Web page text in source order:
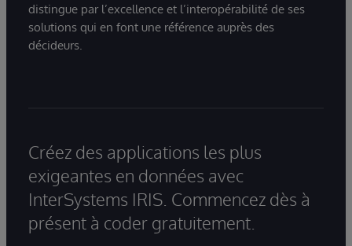
distingue par l’excellence et l’interopérabilité de ses
solutions qui en font une référence auprès des
décideurs.
Créez des applications les plus
exigeantes en données avec
InterSystems IRIS. Commencez dès à
présent à coder gratuitement.